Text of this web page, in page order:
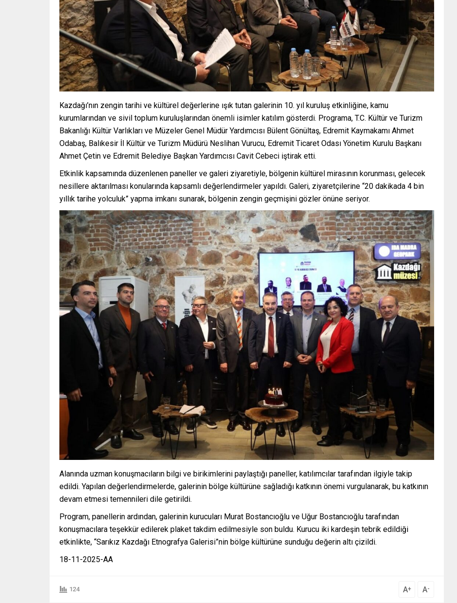
Kazdağı’nın zengin tarihi ve kültürel değerlerine ışık tutan galerinin 10. yıl kuruluş etkinliğine, kamu
kurumlarından ve sivil toplum kuruluşlarından önemli isimler katılım gösterdi. Programa, T.C. Kültür ve Turizm
Bakanlığı Kültür Varlıkları ve Müzeler Genel Müdür Yardımcısı Bülent Gönültaş, Edremit Kaymakamı Ahmet
Odabaş, Balıkesir İl Kültür ve Turizm Müdürü Neslihan Vurucu, Edremit Ticaret Odası Yönetim Kurulu Başkanı
Ahmet Çetin ve Edremit Belediye Başkan Yardımcısı Cavit Cebeci iştirak etti.
Etkinlik kapsamında düzenlenen paneller ve galeri ziyaretiyle, bölgenin kültürel mirasının korunması, gelecek
nesillere aktarılması konularında kapsamlı değerlendirmeler yapıldı. Galeri, ziyaretçilerine “20 dakikada 4 bin
yıllık tarihe yolculuk” yapma imkanı sunarak, bölgenin zengin geçmişini gözler önüne seriyor.
Alanında uzman konuşmacıların bilgi ve birikimlerini paylaştığı paneller, katılımcılar tarafından ilgiyle takip
edildi. Yapılan değerlendirmelerde, galerinin bölge kültürüne sağladığı katkının önemi vurgulanarak, bu katkının
devam etmesi temennileri dile getirildi.
Program, panellerin ardından, galerinin kurucuları Murat Bostancıoğlu ve Uğur Bostancıoğlu tarafından
konuşmacılara teşekkür edilerek plaket takdim edilmesiyle son buldu. Kurucu iki kardeşin tebrik edildiği
etkinlikte, “Sarıkız Kazdağı Etnografya Galerisi”nin bölge kültürüne sunduğu değerin altı çizildi.
18-11-2025-AA
124 A+ A-